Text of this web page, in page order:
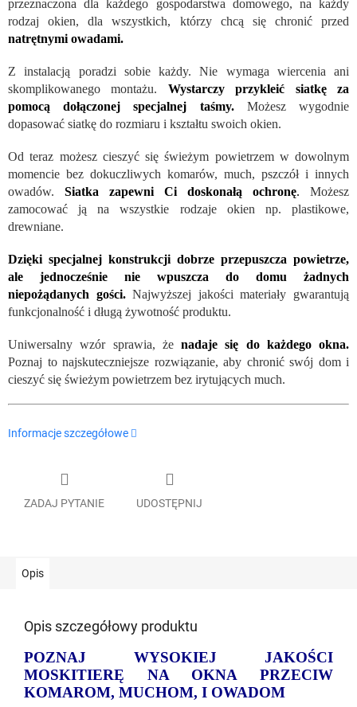
przeznaczona dla każdego gospodarstwa domowego, na każdy
rodzaj okien, dla wszystkich, którzy chcą się chronić przed
natrętnymi owadami.
Z instalacją poradzi sobie każdy. Nie wymaga wiercenia ani
skomplikowanego montażu. Wystarczy przykleić siatkę za
pomocą dołączonej specjalnej taśmy. Możesz wygodnie
dopasować siatkę do rozmiaru i kształtu swoich okien.
Od teraz możesz cieszyć się świeżym powietrzem w dowolnym
momencie bez dokuczliwych komarów, much, pszczół i innych
owadów. Siatka zapewni Ci doskonałą ochronę. Możesz
zamocować ją na wszystkie rodzaje okien np. plastikowe,
drewniane.
Dzięki specjalnej konstrukcji dobrze przepuszcza powietrze,
ale jednocześnie nie wpuszcza do domu żadnych
niepożądanych gości.Najwyższej jakości materiały gwarantują
funkcjonalność i długą żywotność produktu.
Uniwersalny wzór sprawia, że nadaje się do każdego okna.
Poznaj to najskuteczniejsze rozwiązanie, aby chronić swój dom i
cieszyć się świeżym powietrzem bez irytujących much.
Informacje szczegółowe
ZADAJ PYTANIE UDOSTĘPNIJ
Opis
Opis szczegółowy produktu
POZNAJ WYSOKIEJ JAKOŚCI
MOSKITIERĘ NA OKNA PRZECIW
KOMAROM, MUCHOM, I OWADOM